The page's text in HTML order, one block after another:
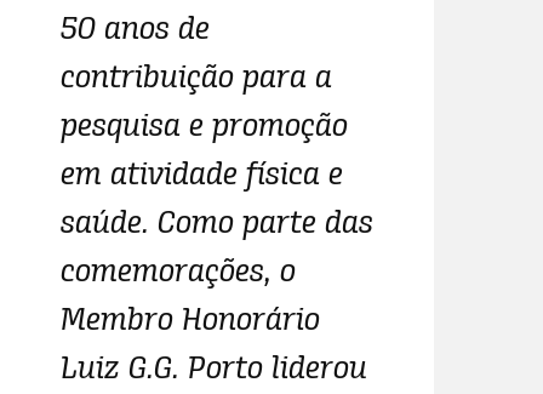
50 anos de
contribuição para a
pesquisa e promoção
em atividade física e
saúde. Como parte das
comemorações, o
Membro Honorário
Luiz G.G. Porto liderou